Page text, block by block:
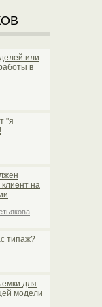
или
в
"я
на
типаж?
для
модели